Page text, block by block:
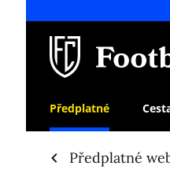
Předplatné
Předplatné